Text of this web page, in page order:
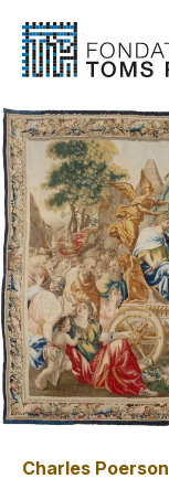
Charles Poerson